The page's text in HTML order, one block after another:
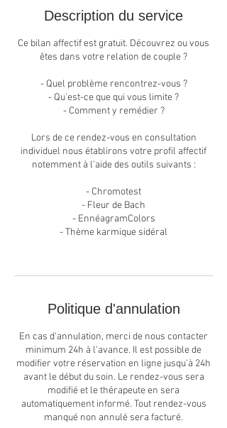
Description du service
Ce bilan affectif est gratuit. Découvrez ou vous
êtes dans votre relation de couple ?
- Quel problème rencontrez-vous ?
- Qu'est-ce que qui vous limite ?
- Comment y remédier ?
Lors de ce rendez-vous en consultation
individuel nous établirons votre profil affectif
notemment à l'aide des outils suivants :
- Chromotest
- Fleur de Bach
- EnnéagramColors
- Thème karmique sidéral
Politique d'annulation
En cas d'annulation, merci de nous contacter
minimum 24h à l'avance. Il est possible de
modifier votre réservation en ligne jusqu'à 24h
avant le début du soin. Le rendez-vous sera
modifié et le thérapeute en sera
automatiquement informé. Tout rendez-vous
manqué non annulé sera facturé.